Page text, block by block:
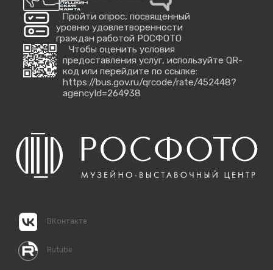
Пройти опрос, посвященный
уровню удовлетворенности
граждан работой РОСФОТО
Чтобы оценить условия
предоставления услуг, используйте QR-
код или перейдите по ссылке:
https://bus.gov.ru/qrcode/rate/452448?
agencyId=264938
ВКонтакте
Rutube